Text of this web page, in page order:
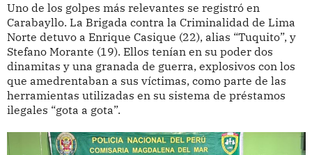
Uno de los golpes más relevantes se registró en
Carabayllo. La Brigada contra la Criminalidad de Lima
Norte detuvo a Enrique Casique (22), alias “Tuquito”, y
Stefano Morante (19). Ellos tenían en su poder dos
dinamitas y una granada de guerra, explosivos con los
que amedrentaban a sus víctimas, como parte de las
herramientas utilizadas en su sistema de préstamos
ilegales “gota a gota”.